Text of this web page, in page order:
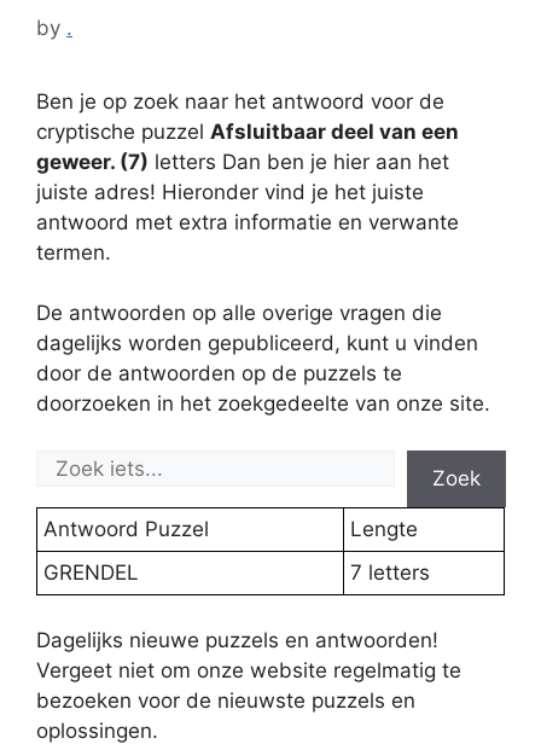
by .
Ben je op zoek naar het antwoord voor de
cryptische puzzel Afsluitbaar deel van een
geweer. (7) letters Dan ben je hier aan het
juiste adres! Hieronder vind je het juiste
antwoord met extra informatie en verwante
termen.
De antwoorden op alle overige vragen die
dagelijks worden gepubliceerd, kunt u vinden
door de antwoorden op de puzzels te
doorzoeken in het zoekgedeelte van onze site.
Zoek
Antwoord Puzzel
Lengte
GRENDEL
7 letters
Dagelijks nieuwe puzzels en antwoorden!
Vergeet niet om onze website regelmatig te
bezoeken voor de nieuwste puzzels en
oplossingen.